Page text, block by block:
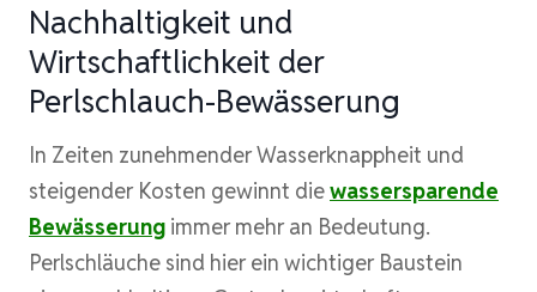
Nachhaltigkeit und
Wirtschaftlichkeit der
Perlschlauch-Bewässerung
In Zeiten zunehmender Wasserknappheit und
steigender Kosten gewinnt diewassersparende
Bewässerung immer mehr an Bedeutung.
Perlschläuche sind hier ein wichtiger Baustein